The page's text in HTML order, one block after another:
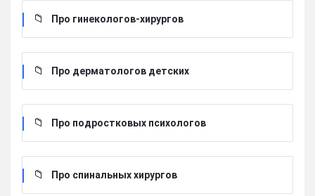
Про гинекологов-хирургов
Про дерматологов детских
Про подростковых психологов
Про спинальных хирургов